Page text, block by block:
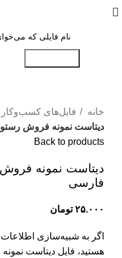
خانه فایل‌های کسب‌وکار
دیتاست نمونه فروش رستوران / 10هزار
Back to products
فارسی
۲۵.۰۰۰ تومان
اگر به شبیه‌سازی